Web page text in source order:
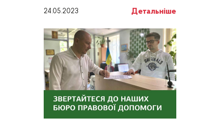
24.05.2023 Детальніше